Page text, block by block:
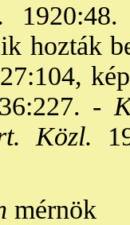
hozták
-
Közl.
mérnök